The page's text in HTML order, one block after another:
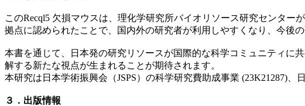
このRecql5 欠損マウスは、理化学研究所バイオリソース研究センタ
拠点に認められたことで、国内外の研究者が利用しやすくなり、今後
本書を通じて、日本発の研究リソースが国際的な科学コミュニティに
解する新たな視点が生まれることが期待されます。
本研究は日本学術振興会（JSPS）の科学研究費助成事業 (23K21287)
３．出版情報